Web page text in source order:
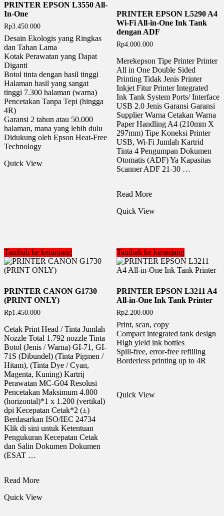
PRINTER EPSON L3550 All-
In-One
Rp3.450.000
Desain Ekologis yang Ringkas
dan Tahan Lama
Kotak Perawatan yang Dapat
Diganti
Botol tinta dengan hasil tinggi
Halaman hasil yang sangat
tinggi 7.300 halaman (warna)
Pencetakan Tanpa Tepi (hingga
4R)
Garansi 2 tahun atau 50.000
halaman, mana yang lebih dulu
Didukung oleh Epson Heat-Free
Technology
Quick View
PRINTER EPSON L5290 A4
Wi-Fi All-in-One Ink Tank
dengan ADF
Rp4.000.000
Merekepson Tipe Printer Printer
All in One Double Sided
Printing Tidak Jenis Printer
Inkjet Fitur Printer Integrated
Ink Tank System Ports/ Interface
USB 2.0 Jenis Garansi Garansi
Supplier Warna Cetakan Warna
Paper Handling A4 (210mm X
297mm) Tipe Koneksi Printer
USB, Wi-Fi Jumlah Kartrid
Tinta 4 Pengumpan Dokumen
Otomatis (ADF) Ya Kapasitas
Scanner ADF 21-30 …
PRINTER
L5290
All-
in-
One
Ink
dengan
ADF
Read More
Quick View
Tambah ke keranjang
PRINTER CANON G1730
(PRINT ONLY)
Rp1.450.000
Cetak Print Head / Tinta Jumlah
Nozzle Total 1.792 nozzle Tinta
Botol (Jenis / Warna) GI-71, GI-
71S (Dibundel) (Tinta Pigmen /
Hitam), (Tinta Dye / Cyan,
Magenta, Kuning) Kartrij
Perawatan MC-G04 Resolusi
Pencetakan Maksimum 4.800
(horizontal)*1 x 1.200 (vertikal)
dpi Kecepatan Cetak*2 (±)
Berdasarkan ISO/IEC 24734
Klik di sini untuk Ketentuan
Pengukuran Kecepatan Cetak
dan Salin Dokumen Dokumen
(ESAT …
PRINTER
G1730
Read More
Quick View
Tambah ke keranjang
PRINTER EPSON L3211 A4
All-in-One Ink Tank Printer
Rp2.200.000
Print, scan, copy
Compact integrated tank design
High yield ink bottles
Spill-free, error-free refilling
Borderless printing up to 4R
Quick View